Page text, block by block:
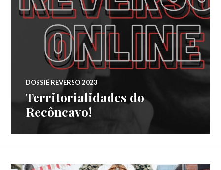
DOSSIÊ REVERSO 2023
Territorialidades do
Recôncavo!